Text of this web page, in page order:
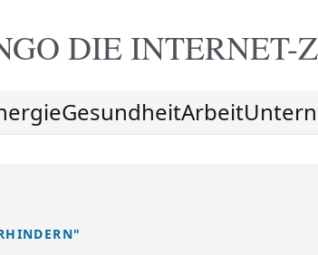
DIEINTERNET-
GesundheitArbeit